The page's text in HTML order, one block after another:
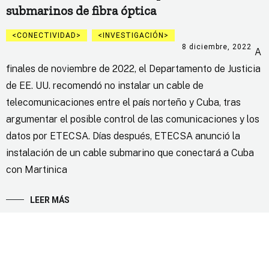
submarinos de fibra óptica
CONECTIVIDAD
INVESTIGACIÓN
8 diciembre, 2022 A
finales de noviembre de 2022, el Departamento de Justicia
de EE. UU. recomendó no instalar un cable de
telecomunicaciones entre el país norteño y Cuba, tras
argumentar el posible control de las comunicaciones y los
datos por ETECSA. Días después, ETECSA anunció la
instalación de un cable submarino que conectará a Cuba
con Martinica
LEER MÁS